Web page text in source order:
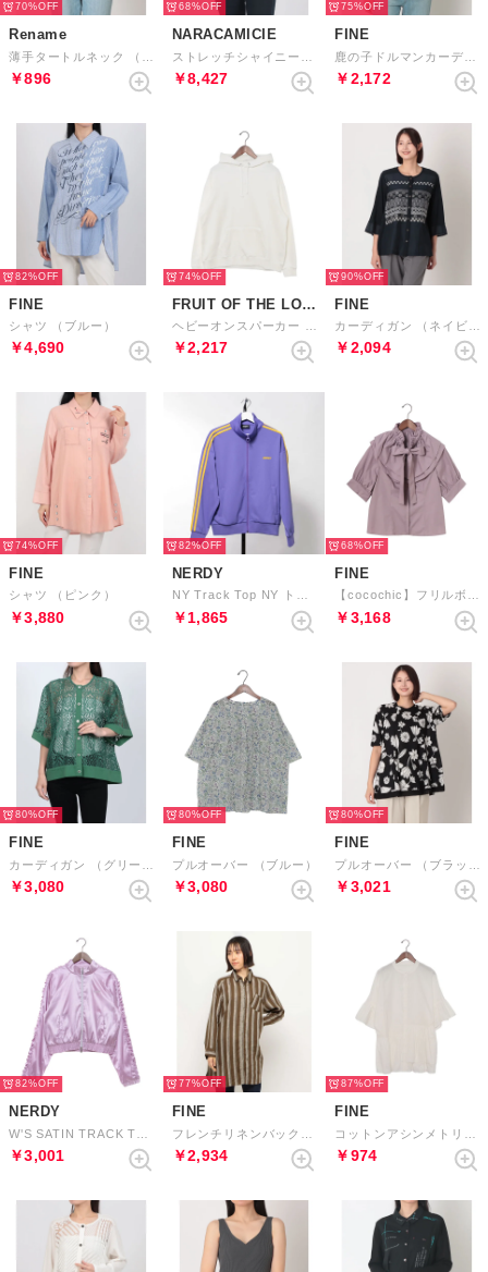
70%
Rename
￥896
68%
NARACAMICIE
￥8,427
75%
FINE
￥2,172
82%
FINE
シャツ （ブルー）
￥4,690
74%
FRUIT OF THE LOOM
￥2,217
90%
FINE
￥2,094
74%
FINE
シャツ （ピンク）
￥3,880
82%
NERDY
￥1,865
68%
FINE
￥3,168
80%
FINE
￥3,080
80%
FINE
プルオーバー （ブルー）
￥3,080
80%
FINE
￥3,021
82%
NERDY
￥3,001
77%
FINE
￥2,934
87%
FINE
￥974